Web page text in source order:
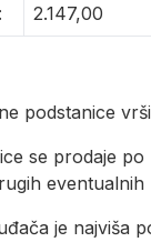
2.147,00
podstanice
se prodaje
eventualnih
je najviša